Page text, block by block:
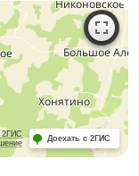
2ГИС
Доехать с 2ГИС